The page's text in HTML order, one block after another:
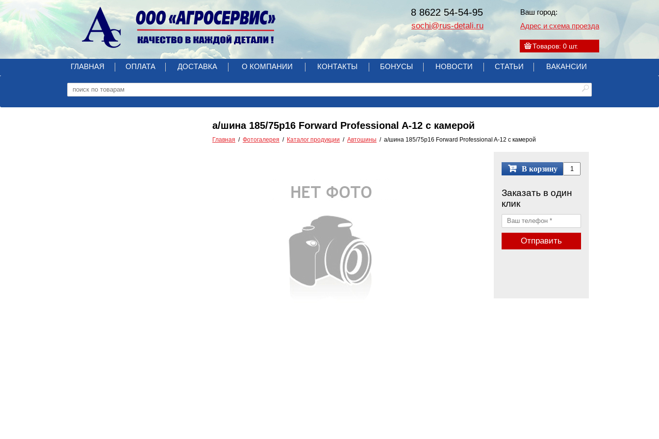
Товаров: 0 шт.
Ваш город:
Адрес и схема проезда
8 8622 54-54-95
sochi@rus-detali.ru
ГЛАВНАЯ ОПЛАТА ДОСТАВКА О КОМПАНИИ КОНТАКТЫ БОНУСЫ НОВОСТИ СТАТЬИ ВАКАНСИИ
а/шина 185/75р16 Forward Professional A-12 с камерой
Главная Фотогалерея Каталог продукции Автошины а/шина 185/75р16 Forward Professional A-12 с камерой
В корзину
Заказать в один
клик
Отправить